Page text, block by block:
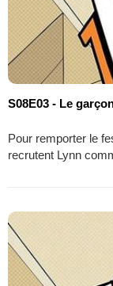
S08E03 - Le
Pour remporter le
recrutent Lynn